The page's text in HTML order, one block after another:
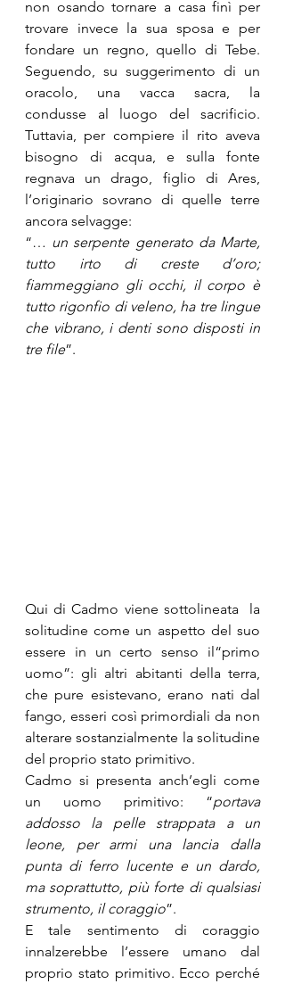
non osando tornare a casa finì per
trovare invece la sua sposa e per
fondare un regno, quello di Tebe.
Seguendo, su suggerimento di un
oracolo, una vacca sacra, la
condusse al luogo del sacrificio.
Tuttavia, per compiere il rito aveva
bisogno di acqua, e sulla fonte
regnava un drago, figlio di Ares,
l’originario sovrano di quelle terre
ancora selvagge:
“… un serpente generato da Marte,
tutto irto di creste d’oro;
fiammeggiano gli occhi, il corpo è
tutto rigonfio di veleno, ha tre lingue
che vibrano, i denti sono disposti in
tre file”.
Qui di Cadmo viene sottolineata  la
solitudine come un aspetto del suo
essere in un certo senso il“primo
uomo”: gli altri abitanti della terra,
che pure esistevano, erano nati dal
fango, esseri così primordiali da non
alterare sostanzialmente la solitudine
del proprio stato primitivo.
Cadmo si presenta anch’egli come
un uomo primitivo: “portava
addosso la pelle strappata a un
leone, per armi una lancia dalla
punta di ferro lucente e un dardo,
ma soprattutto, più forte di qualsiasi
strumento, il coraggio”.
E tale sentimento di coraggio
innalzerebbe l’essere umano dal
proprio stato primitivo. Ecco perché